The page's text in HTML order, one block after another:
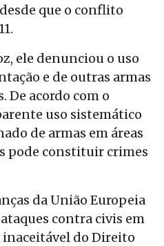
que o conflito
ele denunciou o uso
e de outras armas
De acordo com o
uso sistemático
de armas em áreas
pode constituir crimes
da União Europeia
contra civis em
inaceitável do Direito